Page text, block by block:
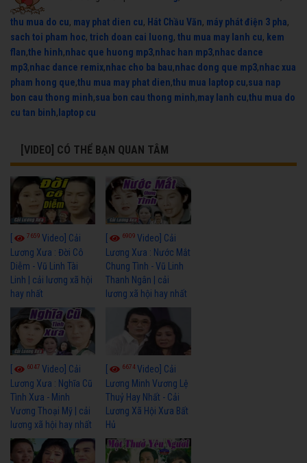
thu mua do cu, may phat dien cu, Hát Chầu Văn, máy phát điện 3 pha,
sach toi pham hoc, trich doan cai luong, thu mua may lanh cu, kem
flan,the hinh,nhac que huong mp3,nhac han mp3,nhac dance
mp3,nhac dance remix,nhac cho ba bau,nhac dong que mp3,nhac xua
pham hong que,thu mua may phat dien,thu mua laptop cu,sua nap
bon cau thong minh,sua bon cau thong minh,may lanh cu,thu mua do
cu tan binh, laptop cu
[VIDEO] CÓ THỂ BẠN QUAN TÂM
7659 Video] Cải
Lương Xưa : Đời Cô
Diễm - Vũ Linh Tài
Linh | cải lương xã hội
hay nhất
6909Video] Cải
Lương Xưa : Nước Mắt
Chung Tình - Vũ Linh
Thanh Ngân | cải
lương xã hội hay nhất
6047 Video] Cải
Lương Xưa : Nghĩa Cũ
Tình Xưa - Minh
Vương Thoại Mỹ | cải
lương xã hội hay nhất
6674Video] Cải
Lương Minh Vương Lệ
Thuỷ Hay Nhất - Cải
Lương Xã Hội Xưa Bất
Hủ